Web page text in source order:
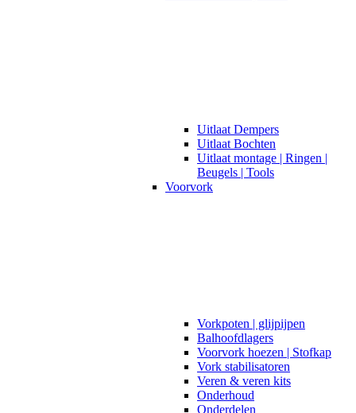
Uitlaat Dempers
Uitlaat Bochten
Uitlaat montage | Ringen |
Beugels | Tools
Voorvork
Vorkpoten | glijpijpen
Balhoofdlagers
Voorvork hoezen | Stofkap
Vork stabilisatoren
Veren & veren kits
Onderhoud
Onderdelen